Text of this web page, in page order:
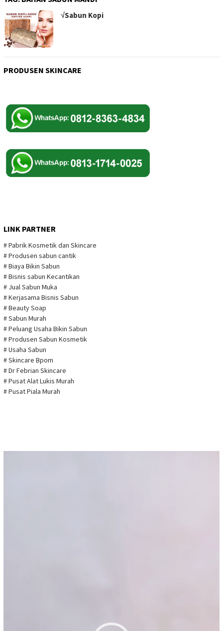
√Sabun Kopi
PRODUSEN SKINCARE
LINK PARTNER
# Pabrik Kosmetik dan Skincare
# Produsen sabun cantik
# Biaya Bikin Sabun
# Bisnis sabun Kecantikan
# Jual Sabun Muka
# Kerjasama Bisnis Sabun
# Beauty Soap
# Sabun Murah
# Peluang Usaha Bikin Sabun
# Produsen Sabun Kosmetik
# Usaha Sabun
# Skincare Bpom
# Dr Febrian Skincare
# Pusat Alat Lukis Murah
# Pusat Piala Murah